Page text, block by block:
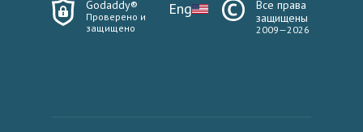
Godaddy®
Проверено и
защищено
Eng
Все права
защищены
2009—2026